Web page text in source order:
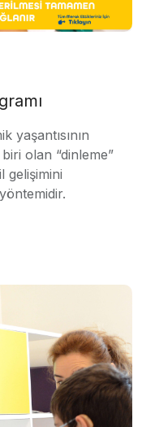
yaşantısının
olan “dinleme”
gelişimini